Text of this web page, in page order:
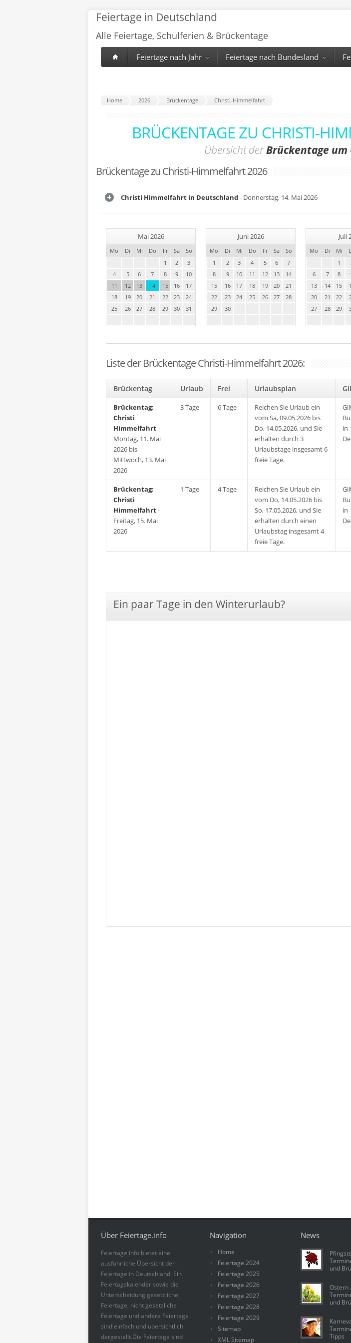
Feiertage in Deutschland
Alle Feiertage, Schulferien & Brückentage
Feiertage nach Jahr Feiertage nach Bundesland
Home 2026 Brückentage Christi-Himmelfahrt
BRÜCKENTAGE ZU CHRISTI-
Übersicht derBrückentage
Brückentage zu Christi-Himmelfahrt 2026
Christi Himmelfahrt in Deutschland- Donnerstag, 14. Mai 2026
Mai 2026
Mo Di Mi Do Fr Sa
So
1
2
3
4
5 6 7 8 9
10
11
12 13 14 15 16
17
18
19 20 21 22 23
24
25
26 27 28 29 30 31
Juni 2026
Mo Di Mi Do Fr Sa
So
1
2 3 4 5 6
7
8
9 10 11 12 13
14
15
16 17 18 19 20
21
22
23 24 25 26 27
28
29
30
Juli
Mo Di Mi
1
6
7 8
13
14 15
20
21 22
27
28 29
Liste der Brückentage Christi-Himmelfahrt 2026:
Brückentag Urlaub Frei Urlaubsplan
Brückentag:
Christi
Himmelfahrt-
Montag, 11. Mai
2026 bis
Mittwoch, 13. Mai
2026
3 Tage 6 Tage
Reichen Sie Urlaub ein
vom Sa, 09.05.2026 bis
Do, 14.05.2026, und Sie
erhalten durch 3
Urlaubstage insgesamt 6
freie Tage.
in
Brückentag:
Christi
Himmelfahrt-
Freitag, 15. Mai
2026
1 Tage 4 Tage
Reichen Sie Urlaub ein
vom Do, 14.05.2026 bis
So, 17.05.2026, und Sie
erhalten durch einen
Urlaubstag insgesamt 4
freie Tage.
in
Ein paar Tage in den Winterurlaub?
Über Feiertage.info
Feiertage.info bietet eine
ausführliche Übersicht der
Feiertage in Deutschland. Ein
Feiertagskalender sowie die
Unterscheidung gesetzliche
Feiertage, nicht gesetzliche
Feiertage und andere Feiertage
sind einfach und übersichtlich
dargestellt.Die Feiertage sind
Navigation
Home
Feiertage 2024
Feiertage 2025
Feiertage 2026
Feiertage 2027
Feiertage 2028
Feiertage 2029
Sitemap
XML Sitemap
News
und
Ostern
und
Tipps